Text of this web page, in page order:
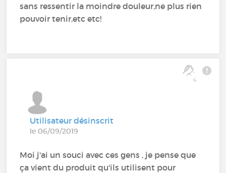
sans ressentir la moindre douleur,ne plus rien
pouvoir tenir,etc etc!
4
Utilisateur désinscrit
le 06/09/2019
Moi j'ai un souci avec ces gens , je pense que
ça vient du produit qu'ils utilisent pour